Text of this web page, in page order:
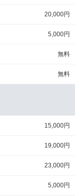
20,000円
5,000円
無料
無料
15,000円
19,000円
23,000円
5,000円